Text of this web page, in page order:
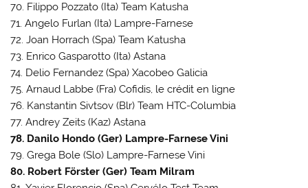
70. Filippo Pozzato (Ita) Team Katusha
71. Angelo Furlan (Ita) Lampre-Farnese
72. Joan Horrach (Spa) Team Katusha
73. Enrico Gasparotto (Ita) Astana
74. Delio Fernandez (Spa) Xacobeo Galicia
75. Arnaud Labbe (Fra) Cofidis, le crédit en ligne
76. Kanstantin Sivtsov (Blr) Team HTC-Columbia
77. Andrey Zeits (Kaz) Astana
78. Danilo Hondo (Ger) Lampre-Farnese Vini
79. Grega Bole (Slo) Lampre-Farnese Vini
80. Robert Förster (Ger) Team Milram